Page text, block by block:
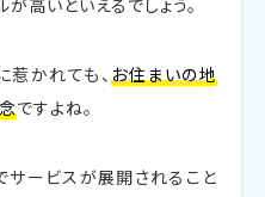
高いといえるでしょう。
惹かれても、お住まいの地
ですよね。
サービスが展開されること